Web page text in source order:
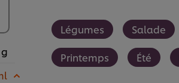
Légumes Salade
Printemps Été